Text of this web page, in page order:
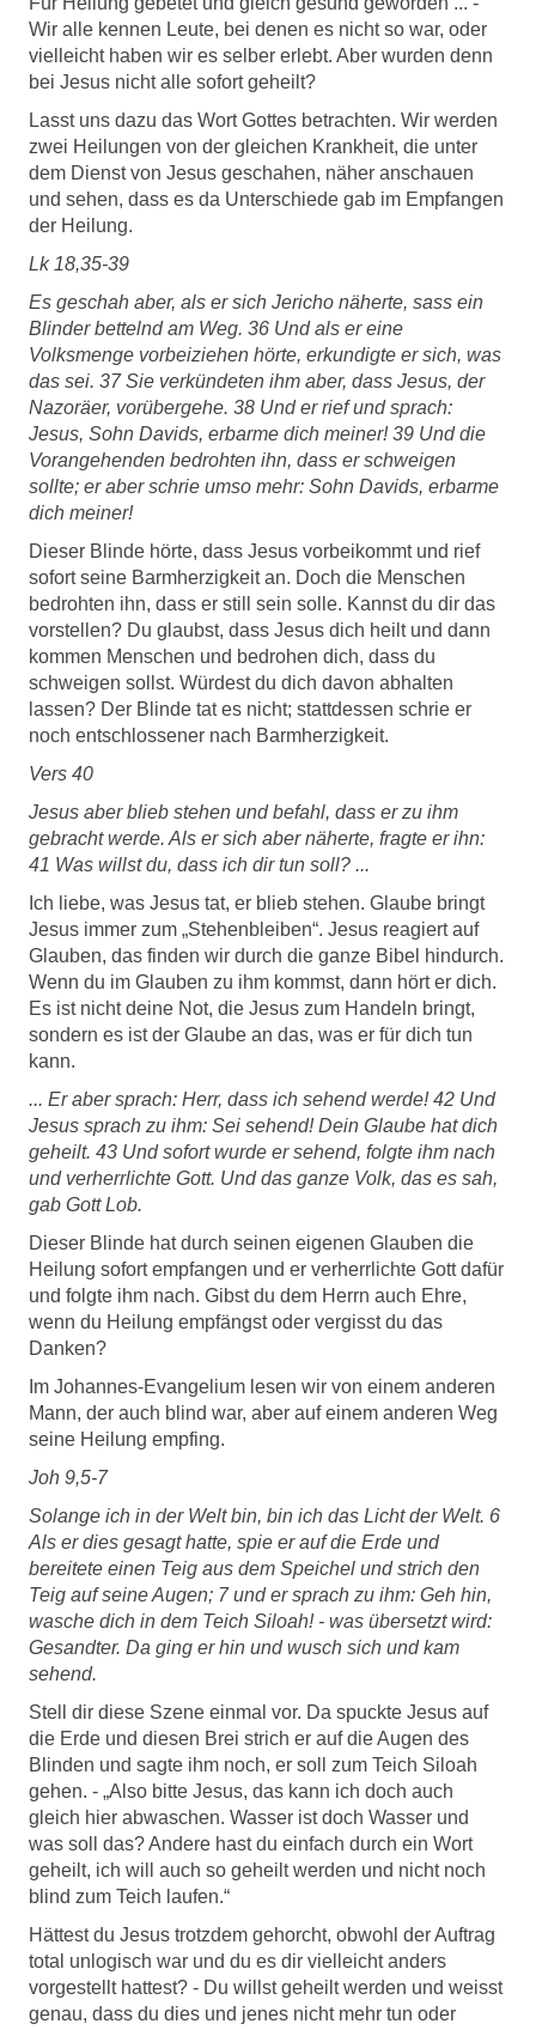
Wir alle kennen Leute, bei denen es nicht so war, oder
vielleicht haben wir es selber erlebt. Aber wurden denn
bei Jesus nicht alle sofort geheilt?
Lasst uns dazu das Wort Gottes betrachten. Wir werden
zwei Heilungen von der gleichen Krankheit, die unter
dem Dienst von Jesus geschahen, näher anschauen
und sehen, dass es da Unterschiede gab im Empfangen
der Heilung.
Lk 18,35-39
Es geschah aber, als er sich Jericho näherte, sass ein
Blinder bettelnd am Weg. 36 Und als er eine
Volksmenge vorbeiziehen hörte, erkundigte er sich, was
das sei. 37 Sie verkündeten ihm aber, dass Jesus, der
Nazoräer, vorübergehe. 38 Und er rief und sprach:
Jesus, Sohn Davids, erbarme dich meiner! 39 Und die
Vorangehenden bedrohten ihn, dass er schweigen
sollte; er aber schrie umso mehr: Sohn Davids, erbarme
dich meiner!
Dieser Blinde hörte, dass Jesus vorbeikommt und rief
sofort seine Barmherzigkeit an. Doch die Menschen
bedrohten ihn, dass er still sein solle. Kannst du dir das
vorstellen? Du glaubst, dass Jesus dich heilt und dann
kommen Menschen und bedrohen dich, dass du
schweigen sollst. Würdest du dich davon abhalten
lassen? Der Blinde tat es nicht; stattdessen schrie er
noch entschlossener nach Barmherzigkeit.
Vers 40
Jesus aber blieb stehen und befahl, dass er zu ihm
gebracht werde. Als er sich aber näherte, fragte er ihn:
41 Was willst du, dass ich dir tun soll? ...
Ich liebe, was Jesus tat, er blieb stehen. Glaube bringt
Jesus immer zum „Stehenbleiben“. Jesus reagiert auf
Glauben, das finden wir durch die ganze Bibel hindurch.
Wenn du im Glauben zu ihm kommst, dann hört er dich.
Es ist nicht deine Not, die Jesus zum Handeln bringt,
sondern es ist der Glaube an das, was er für dich tun
kann.
... Er aber sprach: Herr, dass ich sehend werde! 42 Und
Jesus sprach zu ihm: Sei sehend! Dein Glaube hat dich
geheilt. 43 Und sofort wurde er sehend, folgte ihm nach
und verherrlichte Gott. Und das ganze Volk, das es sah,
gab Gott Lob.
Dieser Blinde hat durch seinen eigenen Glauben die
Heilung sofort empfangen und er verherrlichte Gott dafür
und folgte ihm nach. Gibst du dem Herrn auch Ehre,
wenn du Heilung empfängst oder vergisst du das
Danken?
Im Johannes-Evangelium lesen wir von einem anderen
Mann, der auch blind war, aber auf einem anderen Weg
seine Heilung empfing.
Joh 9,5-7
Solange ich in der Welt bin, bin ich das Licht der Welt. 6
Als er dies gesagt hatte, spie er auf die Erde und
bereitete einen Teig aus dem Speichel und strich den
Teig auf seine Augen; 7 und er sprach zu ihm: Geh hin,
wasche dich in dem Teich Siloah! - was übersetzt wird:
Gesandter. Da ging er hin und wusch sich und kam
sehend.
Stell dir diese Szene einmal vor. Da spuckte Jesus auf
die Erde und diesen Brei strich er auf die Augen des
Blinden und sagte ihm noch, er soll zum Teich Siloah
gehen. - „Also bitte Jesus, das kann ich doch auch
gleich hier abwaschen. Wasser ist doch Wasser und
was soll das? Andere hast du einfach durch ein Wort
geheilt, ich will auch so geheilt werden und nicht noch
blind zum Teich laufen.“
Hättest du Jesus trotzdem gehorcht, obwohl der Auftrag
total unlogisch war und du es dir vielleicht anders
vorgestellt hattest? - Du willst geheilt werden und weisst
genau, dass du dies und jenes nicht mehr tun oder